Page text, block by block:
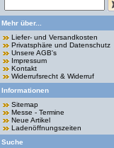
Mehr über...
Liefer- und Versandkosten
Privatsphäre und Datenschutz
Unsere AGB's
Impressum
Kontakt
Widerrufsrecht & Widerruf
Informationen
Sitemap
Messe - Termine
Neue Artikel
Ladenöffnungszeiten
Suche